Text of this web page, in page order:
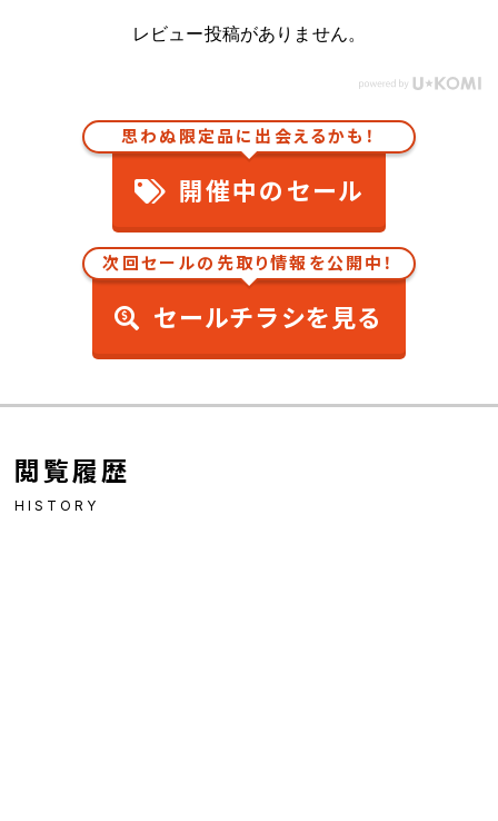
レビュー投稿がありません。
思わぬ限定品に出会えるかも！
開催中のセール
次回セールの先取り情報を公開中！
セールチラシを見る
閲覧履歴
HISTORY